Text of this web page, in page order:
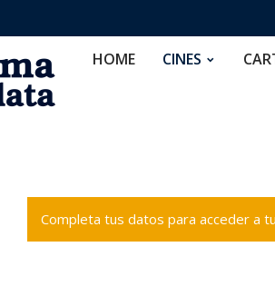
HOME CINES
Completa tus datos para acceder a